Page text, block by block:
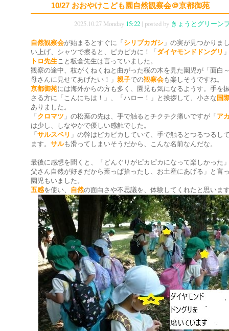
10/27 おおやけこども園自然観察会＠京都御苑
2025.10.27 Monday 15:22 | posted by きょうとグリーン
自然観察会が始まるとすぐに「 シリブカガシ 」の実が見つかりま
い上げ、シャツで擦ると、ピカピカに！「 ダイヤモンドドングリ
トロ先生こと板倉先生は言っていました。
観察の途中、枝がくねくねと曲がった桜の木を見た園児が「面白
母さんに見せてあげたい！」 親子での観察会も楽しそうですね。
京都御苑には海外からの方も多く、園児も気になるようす。手を
さる方に「こんにちは！」、「ハロー！」と挨拶して、小さな 国
ありました。
「 クロマツ 」の松葉の先は、手で触るとチクチク痛いですが「 ア
は少し、しなやかで優しい感触でした。
「 サルスベリ 」の幹はピカピカしていて、手で触るとつるつるし
ます。 サルも滑ってしまいそうだから、こんな名前なんだな。
最後に感想を聞くと、「どんぐりがピカピカになって楽しかった
父さん自然が好きだから葉っぱ拾ったし、お土産にあげる」と言
園児もいました。
五感を使い、 自然の面白さや不思議を、体験してくれたと思いま